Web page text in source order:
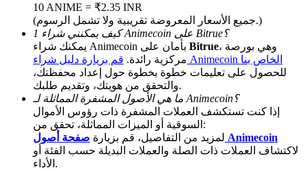
BTC Welcome Rewards
Deposit & Trade BTC to Share 25000 USDT prize pool!
Deposit CASHCAT & Win
10 ANIME = ₹2.35 INR
(جميع الأسعار المعروضة تقريبية ولا تشمل الرسوم.)
كيف يمكنني شراء 1 Animecoin على Bitrue؟
Bitrue، وهي بورصة
مركزية رائدة.
قم بزيارة دليل شراء Animecoin الخاص بنا
للحصول على تعليمات خطوة بخطوة حول إعداد محفظتك،
والتحقق من هويتك، وتقديم طلبك.
ما هي الأصول المشفرة المماثلة لـ Animecoin؟
إذا كنت تستكشف العملات المشفرة ذات رؤوس الأموال
السوقية أو الميزات المماثلة، تحقق من:
لمزيد من التفاصيل، قم بزيارة صفحة أصول Animecoin
لاكتشاف العملات ذات الصلة والعملات البديلة حسب الفئة أو
الأداء.